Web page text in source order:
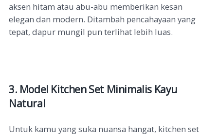
aksen hitam atau abu-abu memberikan kesan
elegan dan modern. Ditambah pencahayaan yang
tepat, dapur mungil pun terlihat lebih luas.
3. Model Kitchen Set Minimalis Kayu
Natural
Untuk kamu yang suka nuansa hangat, kitchen set